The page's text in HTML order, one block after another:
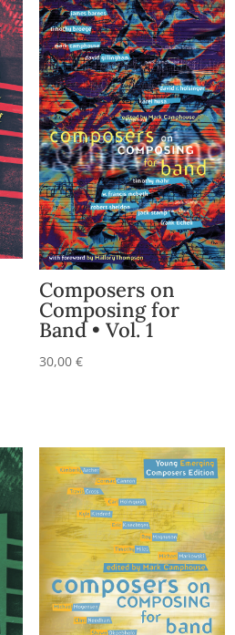
Composers on
Composing for
Band • Vol. 1
30,00 €